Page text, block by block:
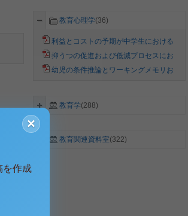
教育心理学(36)
利益とコストの予期が中学生における
友人への相談行動に与える影響の検討
抑うつの促進および低減プロセスにお
ける自動思考の媒介効果
幼児の条件推論とワーキングメモリお
教育学(288)
教育関連資料室(322)
×
を作成